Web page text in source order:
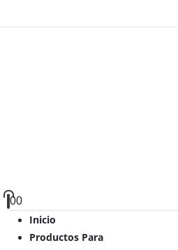
00
Inicio
Productos Para